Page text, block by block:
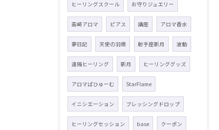
ヒーリングスクール お守りジュエリー
高崎アロマ ピアス 講座 アロマ香水
夢日記 天使の羽根 射手座新月 波動
遠隔ヒーリング 新月 ヒーリンググッズ
アロマぱひゅーむ StarFlame
イニシエーション ブレッシングドロップ
ヒーリングセッション base クーポン